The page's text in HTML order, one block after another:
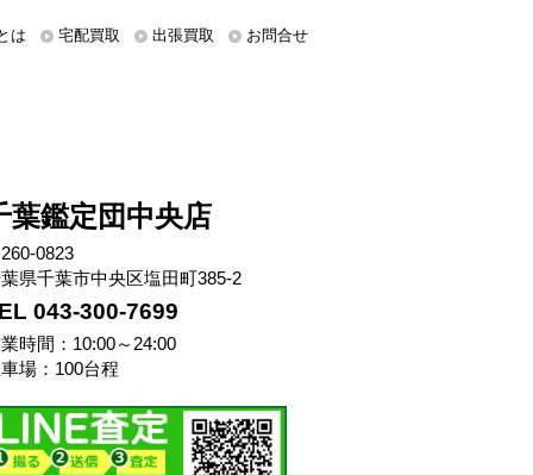
は 宅配買取 出張買取 お問合せ
葉鑑定団中央店
0823
県千葉市中央区塩田町385-2
043-300-7699
時間：10:00～24:00
場：100台程